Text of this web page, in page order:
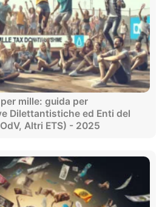
mille: guida per
Dilettantistiche ed Enti del
Altri ETS) - 2025